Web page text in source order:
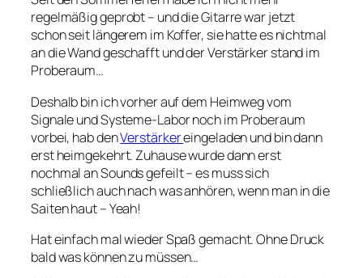
regelmäßig geprobt – und die Gitarre war jetzt
schon seit längerem im Koffer, sie hatte es nichtmal
an die Wand geschafft und der Verstärker stand im
Proberaum…
Deshalb bin ich vorher auf dem Heimweg vom
Signale und Systeme-Labor noch im Proberaum
vorbei, hab denVerstärkereingeladen und bin dann
erst heimgekehrt. Zuhause wurde dann erst
nochmal an Sounds gefeilt – es muss sich
schließlich auch nach was anhören, wenn man in die
Saiten haut – Yeah!
Hat einfach mal wieder Spaß gemacht. Ohne Druck
bald was können zu müssen…